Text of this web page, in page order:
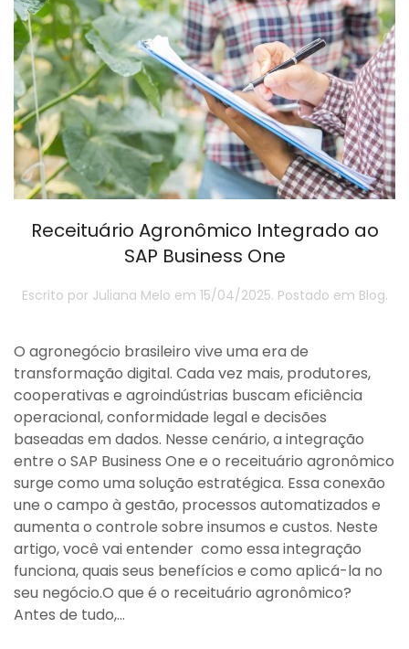
Receituário Agronômico Integrado ao
SAP Business One
Escrito por Juliana Melo em 15/04/2025. Postado em Blog.
O agronegócio brasileiro vive uma era de
transformação digital. Cada vez mais, produtores,
cooperativas e agroindústrias buscam eficiência
operacional, conformidade legal e decisões
baseadas em dados. Nesse cenário, a integração
entre o SAP Business One e o receituário agronômico
surge como uma solução estratégica. Essa conexão
une o campo à gestão, processos automatizados e
aumenta o controle sobre insumos e custos. Neste
artigo, você vai entender como essa integração
funciona, quais seus benefícios e como aplicá-la no
seu negócio.O que é o receituário agronômico?
Antes de tudo,...